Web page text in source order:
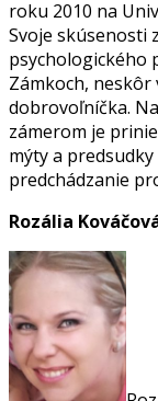
roku 2010 na
Svoje skúsenosti
psychologického
Zámkoch, neskôr
dobrovoľníčka.
zámerom je
mýty a
predchádzanie
Rozália